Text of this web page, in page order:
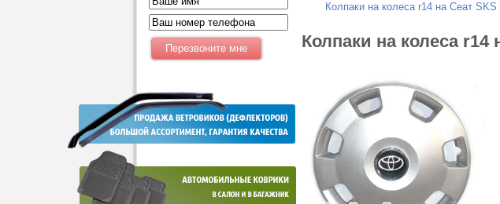
Колпаки на колеса r14 на Сеат SKS
Колпаки на колеса r14